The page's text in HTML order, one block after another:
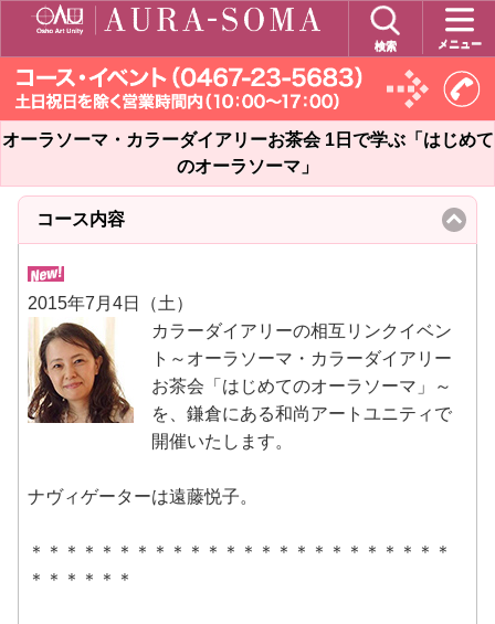
検索 メニュー
オーラソーマ・カラーダイアリーお茶会 1日で学ぶ「はじめて
のオーラソーマ」
コース内容
to
2015年7月4日（土）
カラーダイアリーの相互リンクイベン
ト～オーラソーマ・カラーダイアリー
お茶会「はじめてのオーラソーマ」～
を、鎌倉にある和尚アートユニティで
開催いたします。
ナヴィゲーターは遠藤悦子。
＊＊＊＊＊＊＊＊＊＊＊＊＊＊＊＊＊＊＊＊＊＊＊＊
＊＊＊＊＊＊